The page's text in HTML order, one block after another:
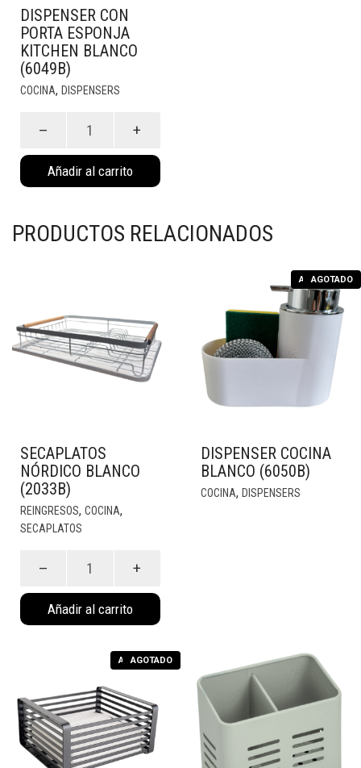
DISPENSER CON
PORTA ESPONJA
KITCHEN BLANCO
(6049B)
COCINA, DISPENSERS
porta
esponja
kitchen
(6049B)
cantidad
Añadir al carrito
PRODUCTOS RELACIONADOS
SECAPLATOS
NÓRDICO BLANCO
(2033B)
REINGRESOS, COCINA,
SECAPLATOS
Blanco
(2033B)
cantidad
Añadir al carrito
AGOTADO
AGOTADO
DISPENSER COCINA
BLANCO (6050B)
COCINA, DISPENSERS
AGOTADO
AGOTADO